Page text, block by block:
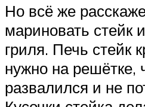
Но всё же
мариновать стейк
гриля. Печь стейк
нужно на решётке,
развалился и не